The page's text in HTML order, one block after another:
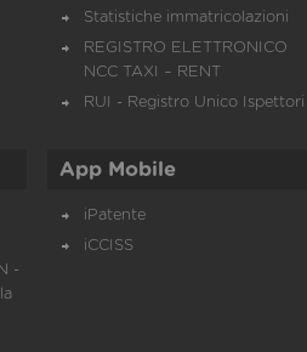
Statistiche immatricolazioni
REGISTRO ELETTRONICO
NCC TAXI – RENT
RUI - Registro Unico Ispettori
-
App Mobile
iPatente
iCCISS